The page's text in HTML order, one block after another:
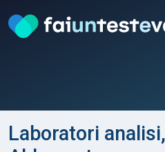
Laboratori